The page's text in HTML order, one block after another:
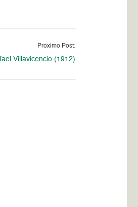
Proximo Post:
Villavicencio (1912)